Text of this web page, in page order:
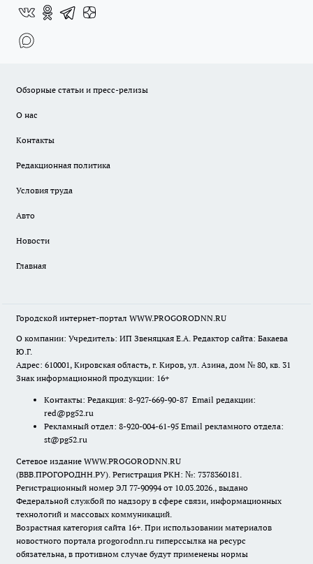
Обзорные статьи и пресс-релизы
О нас
Контакты
Редакционная политика
Условия труда
Авто
Новости
Главная
Городской интернет-портал WWW.PROGORODNN.RU
О компании: Учредитель: ИП Звеняцкая Е.А. Редактор сайта: Бакаева
Ю.Г.
Адрес: 610001, Кировская область, г. Киров, ул. Азина, дом № 80, кв. 31
Знак информационной продукции: 16+
Контакты: Редакция: 8-927-669-90-87 Email редакции:
red@pg52.ru
Рекламный отдел: 8-920-004-61-95 Email рекламного отдела:
st@pg52.ru
Сетевое издание WWW.PROGORODNN.RU
(ВВВ.ПРОГОРОДНН.РУ). Регистрация РКН: №: 7378360181.
Регистрационный номер ЭЛ 77-90994 от 10.03.2026., выдано
Федеральной службой по надзору в сфере связи, информационных
технологий и массовых коммуникаций.
Возрастная категория сайта 16+. При использовании материалов
новостного портала progorodnn.ru гиперссылка на ресурс
обязательна, в противном случае будут применены нормы